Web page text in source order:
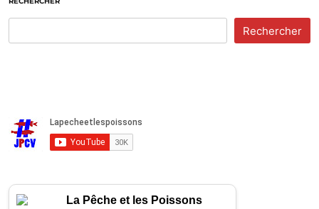
Rechercher
La Pêche et les Poissons